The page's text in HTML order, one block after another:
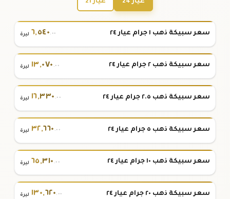
عيار 24 عيار 21
سعر سبيكة ذهب ١ جرام عيار ٢٤ ٦,٥٤٠.٠٠ ليرة
سعر سبيكة ذهب ٢ جرام عيار ٢٤ ١٣,٠٧٠ .٠٠ ليرة
سعر سبيكة ذهب ٢.٥ جرام عيار ٢٤ ١٦,٣٣٠ .٠٠ ليرة
سعر سبيكة ذهب ٥ جرام عيار ٢٤ ٣٢,٦٦٠ .٠٠ ليرة
سعر سبيكة ذهب ١٠ جرام عيار ٢٤ ٦٥,٣١٠ .٠٠ ليرة
سعر سبيكة ذهب ٢٠ جرام عيار ٢٤ ١٣٠,٦٢٠.٠٠ ليرة